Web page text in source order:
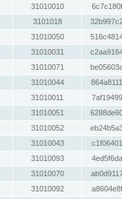
31010010
3101018
31010050
31010031
31010071
31010044
31010011
31010051
31010052
31010043
31010093
31010070
31010092